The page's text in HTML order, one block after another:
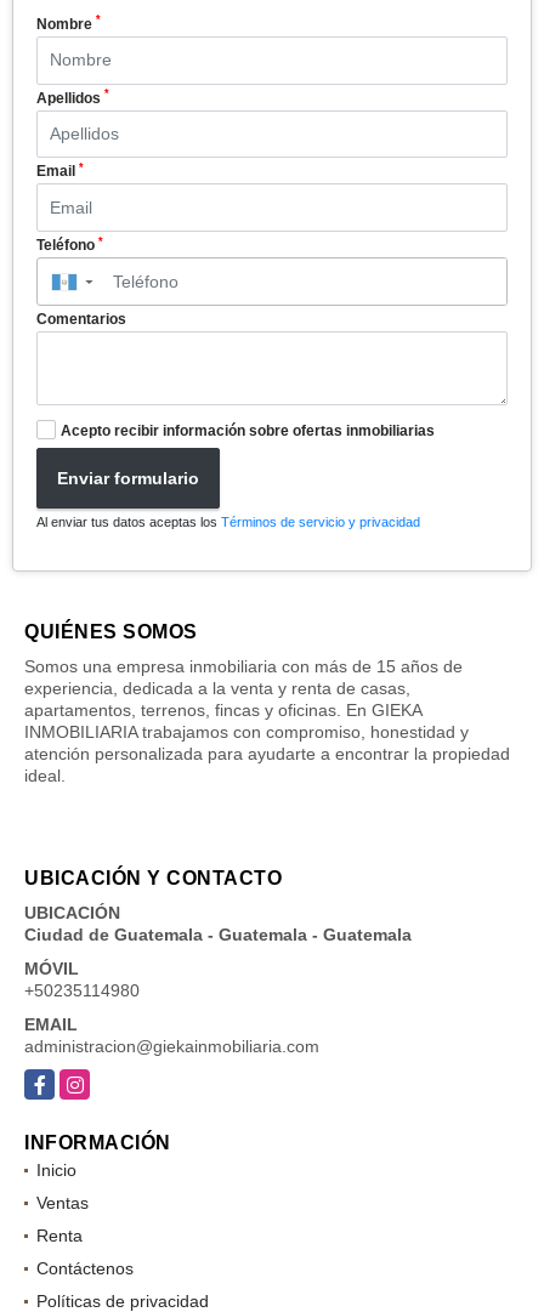
Nombre *
Apellidos *
Email *
Teléfono *
▼
Comentarios
Acepto recibir información sobre ofertas inmobiliarias
Enviar formulario
Al enviar tus datos aceptas los Términos de servicio y privacidad
QUIÉNES SOMOS
Somos una empresa inmobiliaria con más de 15 años de
experiencia, dedicada a la venta y renta de casas,
apartamentos, terrenos, fincas y oficinas. En GIEKA
INMOBILIARIA trabajamos con compromiso, honestidad y
atención personalizada para ayudarte a encontrar la propiedad
ideal.
UBICACIÓN Y CONTACTO
UBICACIÓN
Ciudad de Guatemala - Guatemala - Guatemala
MÓVIL
+50235114980
EMAIL
administracion@giekainmobiliaria.com
FacebookInstagram
INFORMACIÓN
Inicio
Ventas
Renta
Contáctenos
Políticas de privacidad